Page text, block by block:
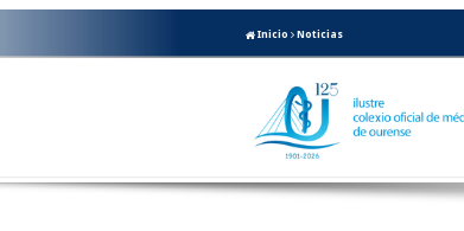
Inicio Noticias